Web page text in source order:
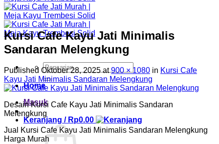
Pencarian
untuk:
Home
Masuk
Keranjang / Rp0.00
Kursi Cafe Kayu Jati Minimalis
Sandaran Melengkung
Published Oktober 28, 2025at900 × 1080 in Kursi Cafe
Kayu Jati Minimalis Sandaran Melengkung
Desain Kursi Cafe Kayu Jati Minimalis Sandaran
Melengkung
Jual Kursi Cafe Kayu Jati Minimalis Sandaran Melengkung
Harga Murah